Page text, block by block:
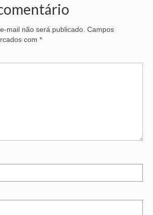
mail não será publicado. Campos
com *